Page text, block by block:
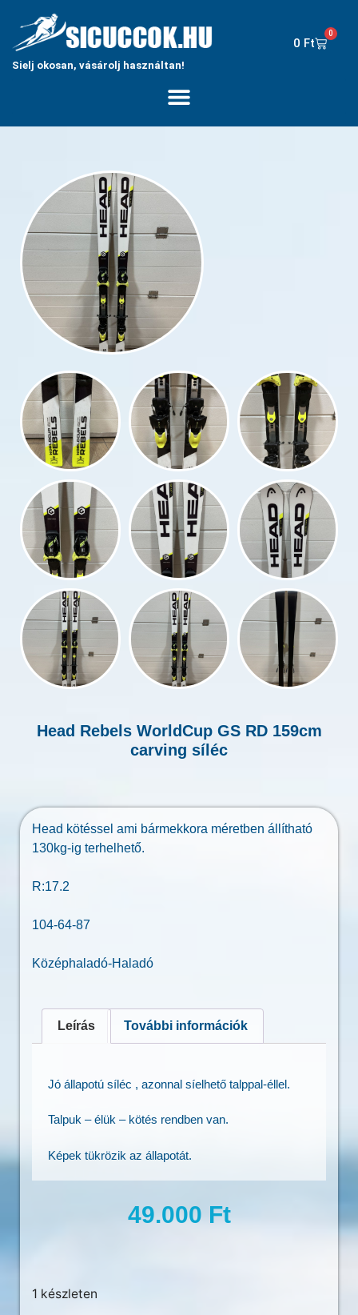
Sielj okosan, vásárolj használtan!
0 Ft
0
Head Rebels WorldCup GS RD 159cm
carving síléc
Head kötéssel ami bármekkora méretben állítható
130kg-ig terhelhető.
R:17.2
104-64-87
Középhaladó-Haladó
Leírás További információk
Jó állapotú síléc , azonnal síelhető talppal-éllel.
Talpuk – élük – kötés rendben van.
Képek tükrözik az állapotát.
49.000 Ft
1 készleten